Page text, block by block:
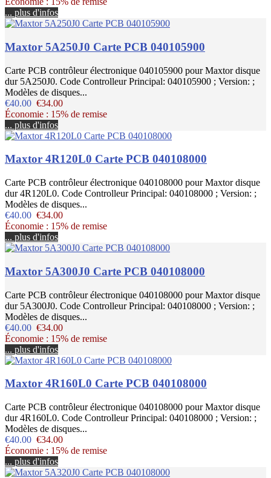
... plus d'infos
Maxtor 5A250J0 Carte PCB 040105900
Carte PCB contrôleur électronique 040105900 pour Maxtor disque
dur 5A250J0. Code Controlleur Principal: 040105900 ; Version: ;
Modèles de disques...
€40.00 €34.00
Économie : 15% de remise
... plus d'infos
Maxtor 4R120L0 Carte PCB 040108000
Carte PCB contrôleur électronique 040108000 pour Maxtor disque
dur 4R120L0. Code Controlleur Principal: 040108000 ; Version: ;
Modèles de disques...
€40.00 €34.00
Économie : 15% de remise
... plus d'infos
Maxtor 5A300J0 Carte PCB 040108000
Carte PCB contrôleur électronique 040108000 pour Maxtor disque
dur 5A300J0. Code Controlleur Principal: 040108000 ; Version: ;
Modèles de disques...
€40.00 €34.00
Économie : 15% de remise
... plus d'infos
Maxtor 4R160L0 Carte PCB 040108000
Carte PCB contrôleur électronique 040108000 pour Maxtor disque
dur 4R160L0. Code Controlleur Principal: 040108000 ; Version: ;
Modèles de disques...
€40.00 €34.00
Économie : 15% de remise
... plus d'infos